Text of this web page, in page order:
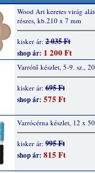
Wood Art keretes virág
részes, kb.210 x 7 mm
kisker ár: 2 035 Ft
shop ár: 1 200 Ft
Varrótű készlet, 5-9. sz., 20
kisker ár: 695 Ft
shop ár: 575 Ft
Varrócérna készlet, 12 x
kisker ár: 995 Ft
shop ár: 815 Ft